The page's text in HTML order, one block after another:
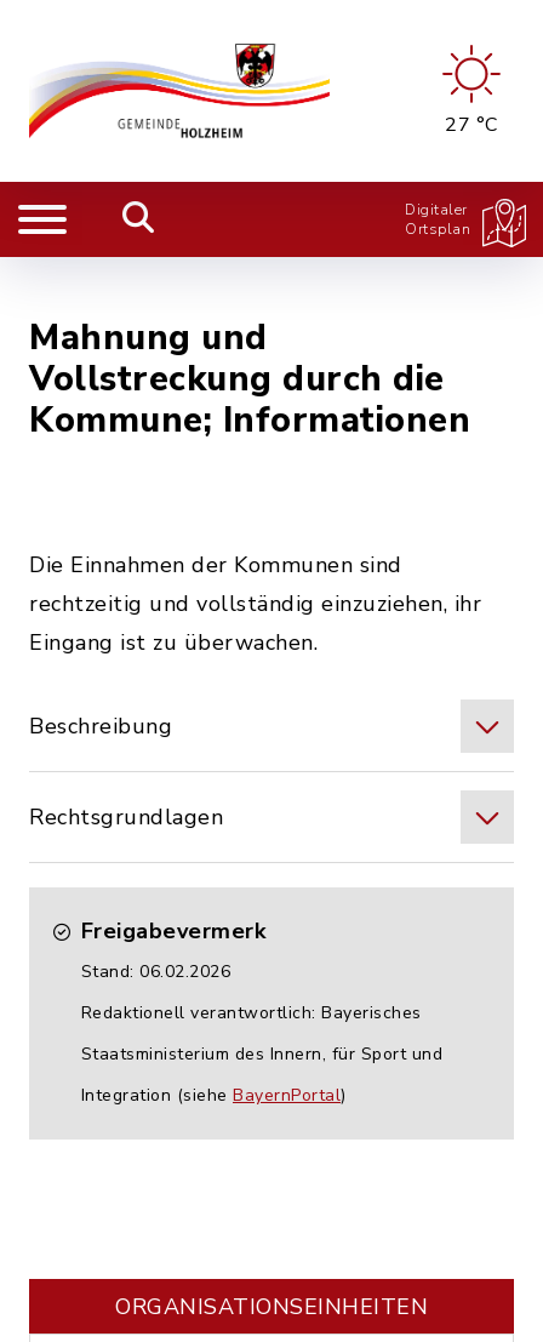
27 °C
Digitaler
Ortsplan
Mahnung und
Vollstreckung durch die
Kommune; Informationen
Die Einnahmen der Kommunen sind
rechtzeitig und vollständig einzuziehen, ihr
Eingang ist zu überwachen.
Beschreibung
Rechtsgrundlagen
Freigabevermerk
Stand: 06.02.2026
Redaktionell verantwortlich: Bayerisches
Staatsministerium des Innern, für Sport und
Integration (siehe BayernPortal)
ORGANISATIONS­EINHEITEN